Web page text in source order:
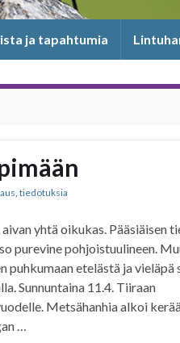
ja tapahtumia
, tiedotuksia
yhtä oikukas. Pääsiäisen
purevine pohjoistuulineen.
puhkumaan etelästä ja vieläpä
Sunnuntaina 11.4. Tiiraan
Metsähanhia alkoi
…